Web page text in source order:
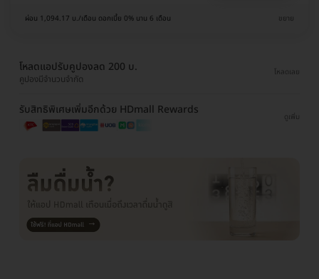
ผ่อน 1,094.17 บ./เดือน ดอกเบี้ย 0% นาน 6 เดือน ขยาย
โหลดแอปรับคูปองลด 200 บ.
คูปองมีจำนวนจำกัด
โหลดเลย
รับสิทธิพิเศษเพิ่มอีกด้วย HDmall Rewards
ดูเพิ่ม